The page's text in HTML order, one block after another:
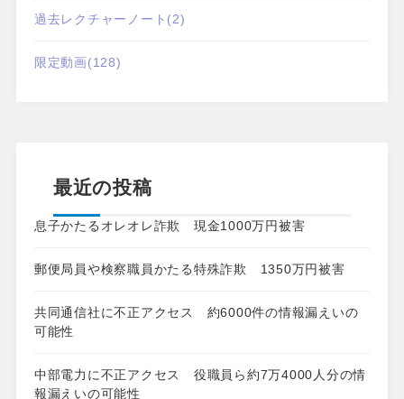
過去レクチャーノート (2)
限定動画(128)
最近の投稿
息子かたるオレオレ詐欺 現金1000万円被害
郵便局員や検察職員かたる特殊詐欺 1350万円被害
共同通信社に不正アクセス 約6000件の情報漏えいの
可能性
中部電力に不正アクセス 役職員ら約7万4000人分の情
報漏えいの可能性